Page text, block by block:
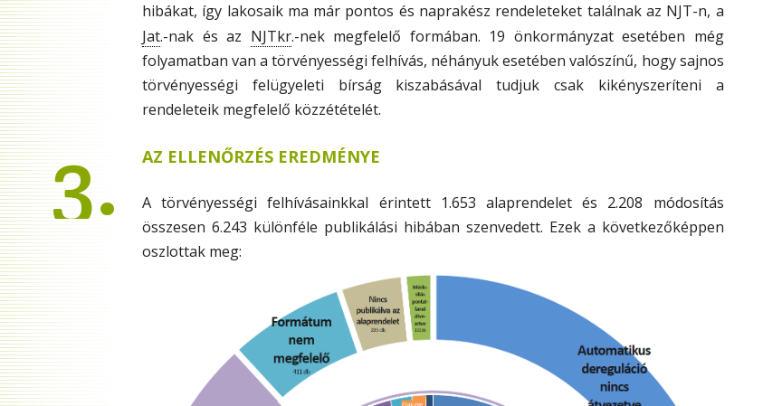
hibákat, így lakosaik ma már pontos és naprakész rendeleteket találnak az NJT-n, a
Jat.-nak és az NJTkr.-nek megfelelő formában. 19 önkormányzat esetében még
folyamatban van a törvényességi felhívás, néhányuk esetében valószínű, hogy sajnos
törvényességi felügyeleti bírság kiszabásával tudjuk csak kikényszeríteni a
rendeleteik megfelelő közzétételét.
3. AZ ELLENŐRZÉS EREDMÉNYE
A törvényességi felhívásainkkal érintett 1.653 alaprendelet és 2.208 módosítás
összesen 6.243 különféle publikálási hibában szenvedett. Ezek a következőképpen
oszlottak meg: